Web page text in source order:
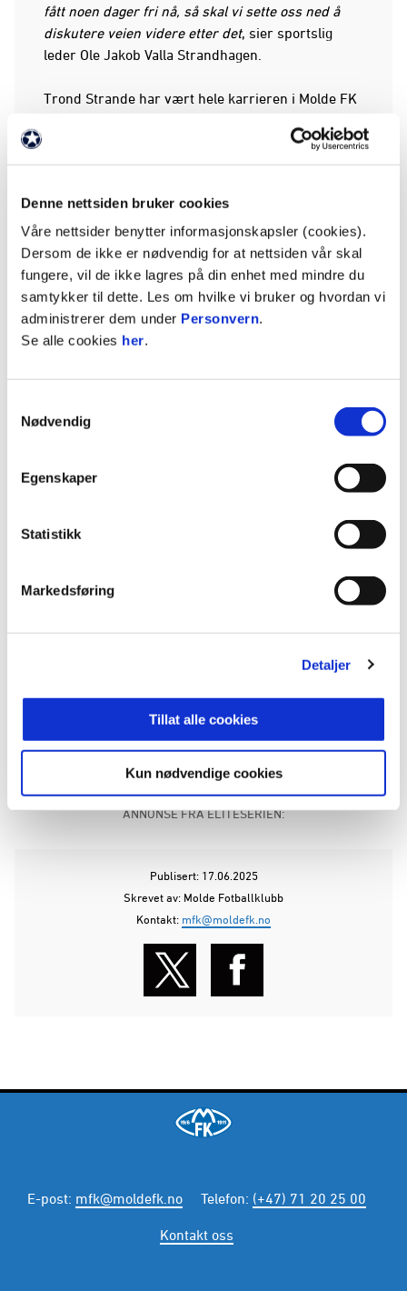
Denne nettsiden bruker cookies
Våre nettsider benytter informasjonskapsler (cookies).
Dersom de ikke er nødvendig for at nettsiden vår skal
fungere, vil de ikke lagres på din enhet med mindre du
samtykker til dette. Les om hvilke vi bruker og hvordan vi
administrerer dem under Personvern.
Se alle cookies her.
Nødvendig
Egenskaper
Statistikk
Markedsføring
Detaljer
Tillat alle cookies
Kun nødvendige cookies
fått noen dager fri nå, så skal vi sette oss ned å
diskutere veien videre etter det, sier sportslig
leder Ole Jakob Valla Strandhagen.
Trond Strande har vært hele karrieren i Molde FK
Han debuterte på A-laget i 1991 og spilte i Molde
frem til han la opp i 2007. Siden 2015 har han
assistenttrener eller førstelagstrener.
Totalt har Trond spilt 515 kamper for Molde FK,
hvorav 332 offisielle kamper i serie, cup- eller
Europaturneringer.
Strande var med å løfte klubbens aller første trofé
med og vant cupen i 2005 og spilte som laget som
gruppespillet i 1999. Han har også flere serie- og
Etter spillerkarrieren har Strande jobbet både i
assistenttrener og førstelagstrener. Han har UEFA
- Vi har svært mye å takke Trond for. Han tilbragte
er et sjeldent og beundringsverdig eksempel på
Odd Ivar Moen.
ANNONSE FRA ELITESERIEN:
Publisert: 17.06.2025
Skrevet av: Molde Fotballklubb
Kontakt: mfk@moldefk.no
E-post: mfk@moldefk.no Telefon: (+47) 71 20 25 00
Kontakt oss